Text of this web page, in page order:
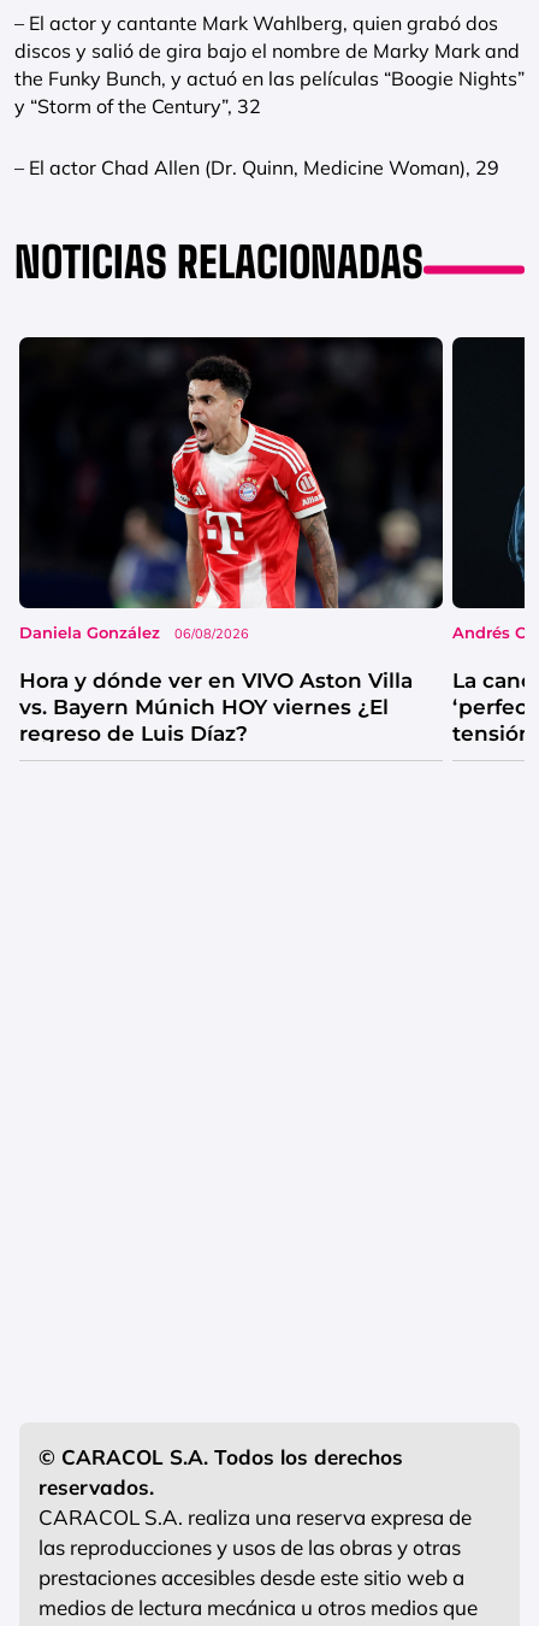
– El actor y cantante Mark Wahlberg, quien grabó dos
discos y salió de gira bajo el nombre de Marky Mark and
the Funky Bunch, y actuó en las películas “Boogie Nights”
y “Storm of the Century”, 32
– El actor Chad Allen (Dr. Quinn, Medicine Woman), 29
NOTICIAS RELACIONADAS
Daniela González 06/08/2026
Hora y dónde ver en VIVO Aston Villa
vs. Bayern Múnich HOY viernes ¿El
regreso de Luis Díaz?
Andrés
La
tensión
catarsis
© CARACOL S.A. Todos los derechos
reservados.
CARACOL S.A. realiza una reserva expresa de
las reproducciones y usos de las obras y otras
prestaciones accesibles desde este sitio web a
medios de lectura mecánica u otros medios que